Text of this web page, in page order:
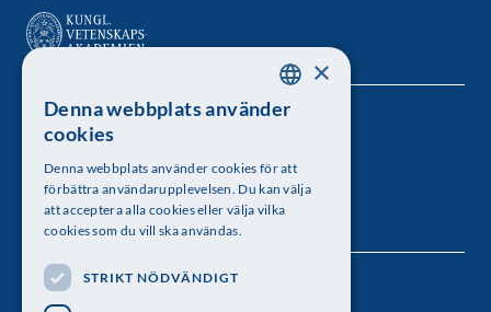
Kungl. Vetenskapsakademien
Besöksadress: Lilla Frescativägen 4A
Telefon: 08-673 95 00
Följ oss
SWEDISH
×
Denna webbplats använder
cookies
Denna webbplats använder cookies för att
förbättra användarupplevelsen. Du kan välja
att acceptera alla cookies eller välja vilka
cookies som du vill ska användas.
STRIKT NÖDVÄNDIGT